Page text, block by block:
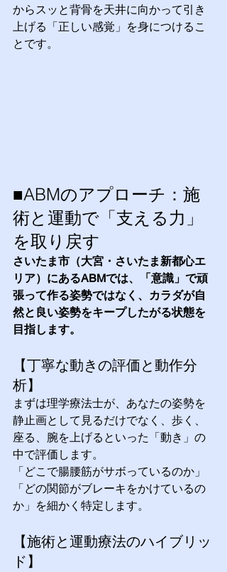
からスッと背骨を天井に向かって引き
上げる「正しい感覚」を身につけるこ
とです。
■ABMのアプローチ：施
術と運動で「支える力」
を取り戻す
さいたま市（大宮・さいたま新都心エ
リア）にあるABMでは、「意識」で頑
張って作る姿勢ではなく、カラダが自
然と良い姿勢をキープしたがる状態を
目指します。
【丁寧な動きの評価と動作分
析】
まずは理学療法士が、あなたの姿勢を
静止画として見るだけでなく、歩く、
座る、腕を上げるといった「動き」の
中で評価します。
「どこで腸腰筋がサボっているのか」
「どの関節がブレーキをかけているの
か」を細かく特定します。
【施術と運動療法のハイブリッ
ド】